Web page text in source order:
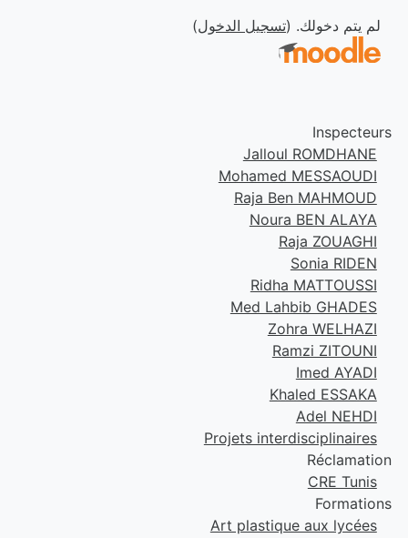
لم يتم دخولك. (تسجيل الدخول)
Inspecteurs
Jalloul ROMDHANE
Mohamed MESSAOUDI
Raja Ben MAHMOUD
Noura BEN ALAYA
Raja ZOUAGHI
Sonia RIDEN
Ridha MATTOUSSI
Med Lahbib GHADES
Zohra WELHAZI
Ramzi ZITOUNI
Imed AYADI
Khaled ESSAKA
Adel NEHDI
Projets interdisciplinaires
Réclamation
CRE Tunis
Formations
Art plastique aux lycées